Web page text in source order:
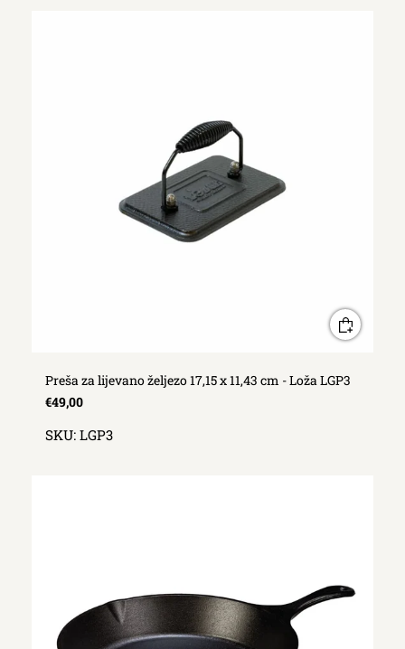
Preša za lijevano željezo 17,15 x 11,43 cm - Loža LGP3
€49,00
SKU: LGP3